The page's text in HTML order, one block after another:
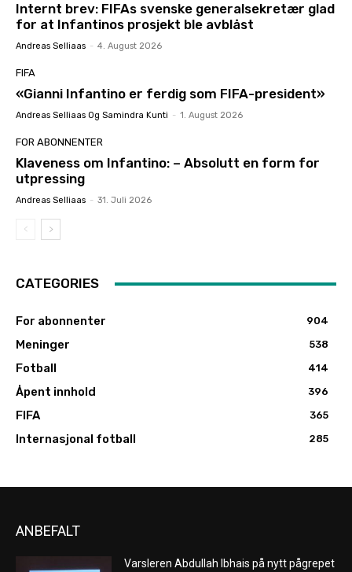
Internt brev: FIFAs svenske generalsekretær glad
for at Infantinos prosjekt ble avblåst
Andreas Selliaas - 4. August 2026
FIFA
«Gianni Infantino er ferdig som FIFA-president»
Andreas Selliaas Og Samindra Kunti - 1. August 2026
FOR ABONNENTER
Klaveness om Infantino: – Absolutt en form for
utpressing
Andreas Selliaas - 31. Juli 2026
CATEGORIES
For abonnenter 904
Meninger 538
Fotball 414
Åpent innhold 396
FIFA 365
Internasjonal fotball 285
ANBEFALT
Varsleren Abdullah Ibhais på nytt pågrepet